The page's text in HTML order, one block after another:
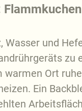
Wasser und
zu
warmen Ort
Ein